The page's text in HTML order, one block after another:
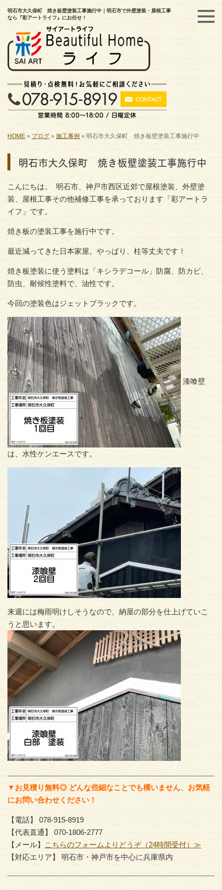
明石市大久保町 焼き板壁塗装工事施行中｜明石市で外壁塗装・屋根工事
なら『彩アートライフ』にお任せ！
HOME » ブログ » 施工事例 »明石市大久保町 焼き板壁塗装工事施行中
明石市大久保町 焼き板壁塗装工事施行中
こんにちは。 明石市、神戸市西区近郊で屋根塗装、外壁塗
装、屋根工事その他補修工事を承っております「彩アートラ
イフ」です。
焼き板の塗装工事を施行中です。
最近減ってきた日本家屋。やっぱり、柱等丈夫です！
焼き板塗装に使う塗料は「キシラデコール」防腐、防カビ、
防虫、耐候性塗料で、油性です。
今回の塗装色はジェットブラックです。
漆喰壁
は、水性ケンエースです。
来週には梅雨明けしそうなので、納屋の部分を仕上げていこ
うと思います。
▼お見積り無料◎ どんな些細なことでも構いません、お気軽
にお問い合わせください！
【電話】 078-915-8919
【代表直通】 070-1806-2777
【メール】 こちらのフォームよりどうぞ（24時間受付）≫
【対応エリア】 明石市・神戸市を中心に兵庫県内